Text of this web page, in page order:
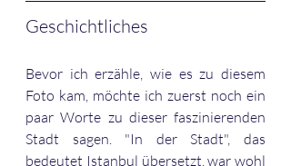
Geschichtliches
Bevor ich erzähle, wie es zu diesem
Foto kam, möchte ich zuerst noch ein
paar Worte zu dieser faszinierenden
Stadt sagen. "In der Stadt", das
bedeutet Istanbul übersetzt, war wohl